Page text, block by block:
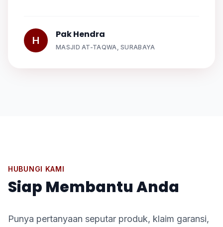
H
Pak Hendra
MASJID AT-TAQWA, SURABAYA
HUBUNGI KAMI
Siap Membantu Anda
Punya pertanyaan seputar produk, klaim garansi,